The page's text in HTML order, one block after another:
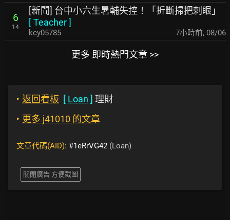
6
14
[新聞] 台中小六生暑輔失控！「折斷掃把刺眼」
[Teacher]
kcy05785 7小時前, 08/06
更多 即時熱門文章 >>
‣ 返回看板 [ Loan ] 理財
‣ 更多 j41010 的文章
文章代碼(AID): #1eRrVG42 (Loan)
關閉廣告 方便截圖